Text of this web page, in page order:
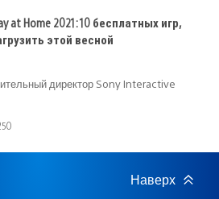
Home 2021: 10 бесплатных игр,
этой весной
директор Sony Interactive
Наверх